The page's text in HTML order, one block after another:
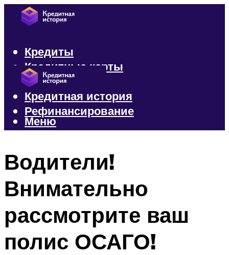
Кредиты
Кредитные карты
Микрозаймы
Кредитная история
Рефинансирование
Меню
Водители!
Внимательно
рассмотрите ваш
полис ОСАГО!